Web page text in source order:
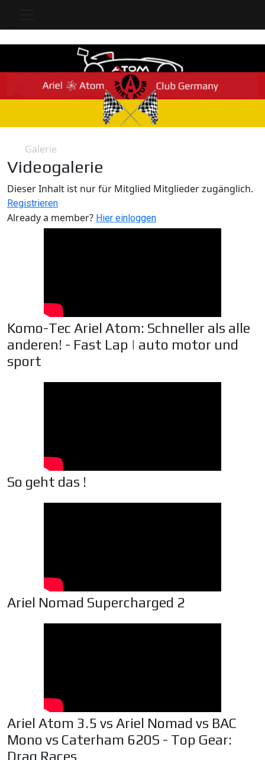
Galerie
Videogalerie
Galerie
Dieser Inhalt ist nur für Mitglied Mitglieder zugänglich.
Registrieren
Already a member? Hier einloggen
Komo-Tec Ariel Atom: Schneller als alle
anderen! - Fast Lap | auto motor und
sport
So geht das !
Ariel Nomad Supercharged 2
Ariel Atom 3.5 vs Ariel Nomad vs BAC
Mono vs Caterham 620S - Top Gear:
Drag Races